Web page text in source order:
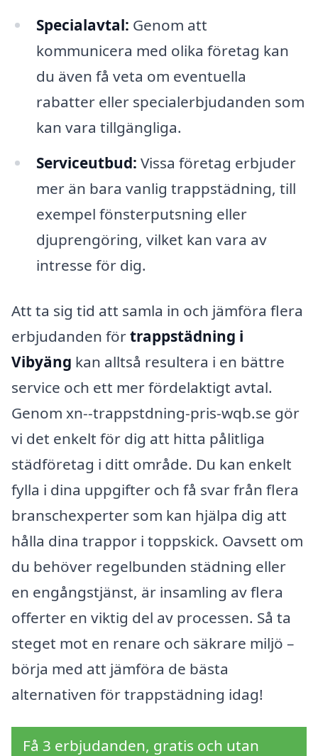
Specialavtal: Genom att
kommunicera med olika företag kan
du även få veta om eventuella
rabatter eller specialerbjudanden som
kan vara tillgängliga.
Serviceutbud: Vissa företag erbjuder
mer än bara vanlig trappstädning, till
exempel fönsterputsning eller
djuprengöring, vilket kan vara av
intresse för dig.
Att ta sig tid att samla in och jämföra flera
erbjudanden förtrappstädning i
Vibyäng kan alltså resultera i en bättre
service och ett mer fördelaktigt avtal.
Genom xn--trappstdning-pris-wqb.se gör
vi det enkelt för dig att hitta pålitliga
städföretag i ditt område. Du kan enkelt
fylla i dina uppgifter och få svar från flera
branschexperter som kan hjälpa dig att
hålla dina trappor i toppskick. Oavsett om
du behöver regelbunden städning eller
en engångstjänst, är insamling av flera
offerter en viktig del av processen. Så ta
steget mot en renare och säkrare miljö –
börja med att jämföra de bästa
alternativen för trappstädning idag!
Få 3 erbjudanden, gratis och utan